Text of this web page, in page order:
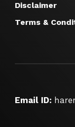
Disclaimer
Terms &
Email ID: